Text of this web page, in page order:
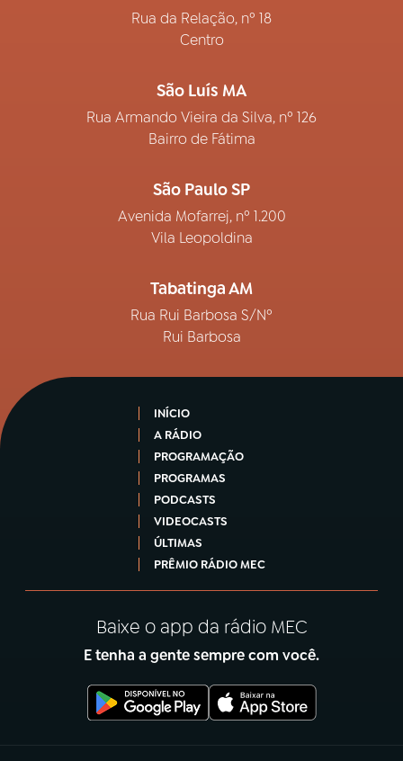
Rua da Relação, nº 18
Centro
São Luís MA
Rua Armando Vieira da Silva, nº 126
Bairro de Fátima
São Paulo SP
Avenida Mofarrej, nº 1.200
Vila Leopoldina
Tabatinga AM
Rua Rui Barbosa S/Nº
Rui Barbosa
INÍCIO
A RÁDIO
PROGRAMAÇÃO
PROGRAMAS
PODCASTS
VIDEOCASTS
ÚLTIMAS
PRÊMIO RÁDIO MEC
Baixe o app da rádio MEC
E tenha a gente sempre com você.